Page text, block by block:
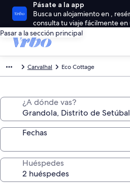
Pásate a la app
Busca un alojamiento en ,
consulta tu viaje fácilmente en
Pasar a la sección principal
Carvalhal Eco Cottage
¿A dónde vas?
Fechas
Huéspedes